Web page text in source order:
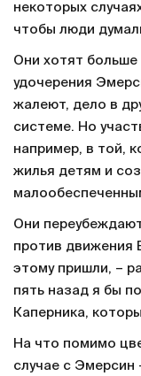
некоторых
чтобы люди
Они хотят больше
удочерения
жалеют, дело в
системе. Но
например, в той,
жилья детям и
Они
против движения
этому пришли, –
пять назад я бы
Каперника,
На что помимо
случае с Эмерсин